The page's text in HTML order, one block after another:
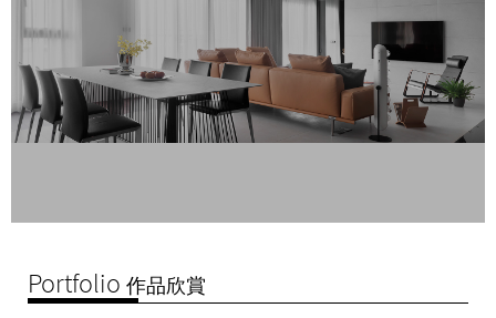
Portfolio 作品欣賞